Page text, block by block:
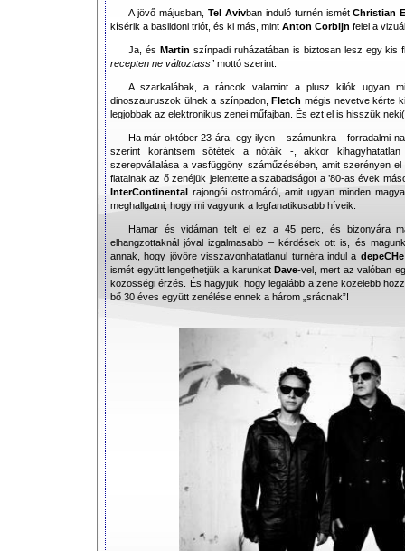
A jövő májusban, Tel Avivban induló turnén ismétChristian
kísérik a basildoni triót, és ki más, mint Anton Corbijn felel a
Ja, és Martin színpadi ruházatában is biztosan lesz egy kis
recepten ne változtass” mottó szerint.
A szarkalábak, a ráncok valamint a plusz kilók ugyan
dinoszauruszok ülnek a színpadon,Fletch mégis nevetve kérte
legjobbak az elektronikus zenei műfajban. És ezt el is hisszük
Ha már október 23-ára, egy ilyen – számunkra – forradalmi
szerint korántsem sötétek a nótáik -, akkor
szerepvállalása a vasfüggöny száműzésében, amit szerényen
fiatalnak az ő zenéjük jelentette a szabadságot a ’80-as évek
InterContinental rajongói ostromáról, amit ugyan minden
meghallgatni, hogy mi vagyunk a legfanatikusabb híveik.
Hamar és vidáman telt el ez a 45 perc, és bizonyára
elhangzottaknál jóval izgalmasabb – kérdések ott is, és
annak, hogy jövőre visszavonhatatlanul turnéra indul a
ismét együtt lengethetjük a karunkatDave-vel, mert az valóban
közösségi érzés. És hagyjuk, hogy legalább a zene közelebb
bő 30 éves együtt zenélése ennek a három „srácnak”!